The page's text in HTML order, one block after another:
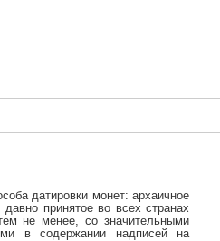
датировки монет: архаичное
принятое во всех странах
не менее, со значительными
в содержании надписей на